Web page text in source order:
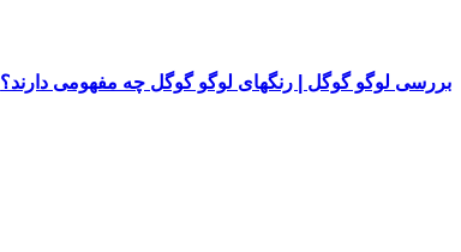
بررسی لوگو گوگل | رنگهای لوگو گوگل چه مفهومی دارند؟